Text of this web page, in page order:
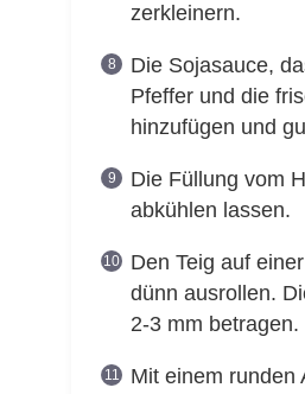
zerkleinern.
Die Sojasauce,
Pfeffer und die
hinzufügen und
Die Füllung vom
abkühlen lassen.
Den Teig auf
dünn ausrollen.
2-3 mm betragen.
Mit einem runden